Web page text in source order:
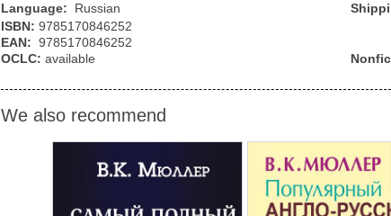
Language:
Russian
ISBN: 9785170846252
EAN: 9785170846252
OCLC: available
We also recommend